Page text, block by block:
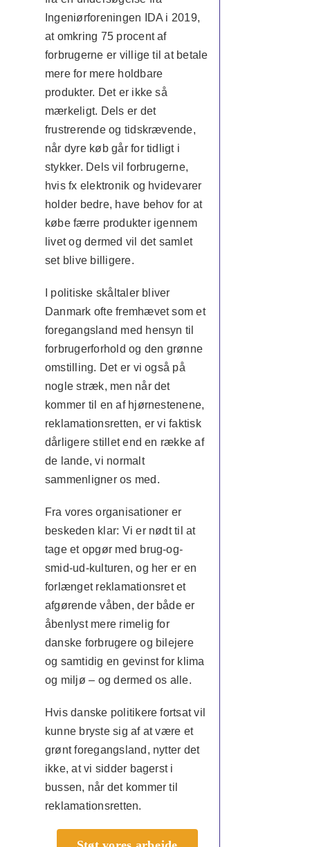
Ingeniørforeningen IDA i 2019,
at omkring 75 procent af
forbrugerne er villige til at betale
mere for mere holdbare
produkter. Det er ikke så
mærkeligt. Dels er det
frustrerende og tidskrævende,
når dyre køb går for tidligt i
stykker. Dels vil forbrugerne,
hvis fx elektronik og hvidevarer
holder bedre, have behov for at
købe færre produkter igennem
livet og dermed vil det samlet
set blive billigere.
I politiske skåltaler bliver
Danmark ofte fremhævet som et
foregangsland med hensyn til
forbrugerforhold og den grønne
omstilling. Det er vi også på
nogle stræk, men når det
kommer til en af hjørnestenene,
reklamationsretten, er vi faktisk
dårligere stillet end en række af
de lande, vi normalt
sammenligner os med.
Fra vores organisationer er
beskeden klar: Vi er nødt til at
tage et opgør med brug-og-
smid-ud-kulturen, og her er en
forlænget reklamationsret et
afgørende våben, der både er
åbenlyst mere rimelig for
danske forbrugere og bilejere
og samtidig en gevinst for klima
og miljø – og dermed os alle.
Hvis danske politikere fortsat vil
kunne bryste sig af at være et
grønt foregangsland, nytter det
ikke, at vi sidder bagerst i
bussen, når det kommer til
reklamationsretten.